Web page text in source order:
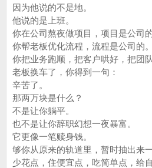
因为他说的不是地。
他说的是上班。
你在公司熬夜做项目，项目是公司的
你帮老板优化流程，流程是公司的。
你把业务跑顺，把客户哄好，把团
老板换车了，你得到一句：
辛苦了。
那两万块是什么？
不是让你躺平。
也不是让你辞职幻想一夜暴富。
它更像一笔赎身钱。
够你从原来的轨道里，暂时抽出来
少花点，住便宜点，吃简单点，给